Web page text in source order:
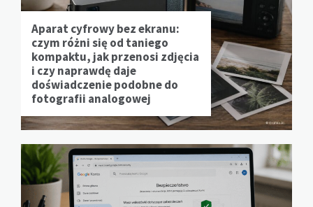
Aparat cyfrowy bez ekranu:
czym różni się od taniego
kompaktu, jak przenosi zdjęcia
i czy naprawdę daje
doświadczenie podobne do
fotografii analogowej